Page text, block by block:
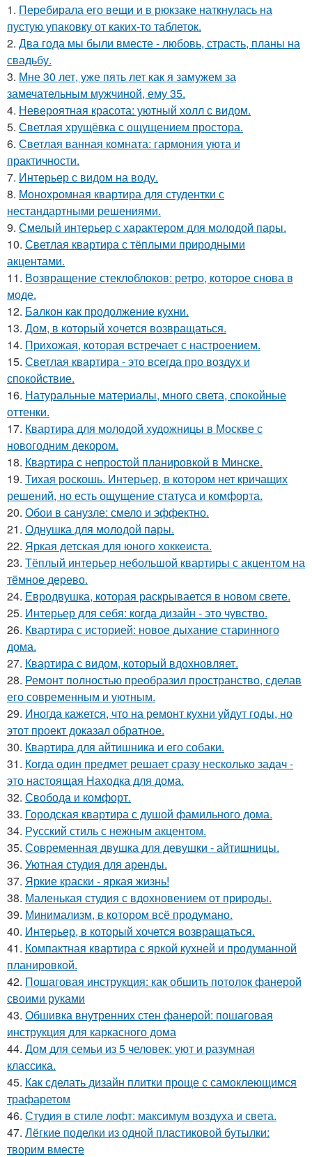
1. Перебирала его вещи и в рюкзаке наткнулась на
пустую упаковку от каких-то таблеток.
2. Два года мы были вместе - любовь, страсть, планы на
свадьбу.
3. Мне 30 лет, уже пять лет как я замужем за
замечательным мужчиной, ему 35.
4. Невероятная красота: уютный холл с видом.
5. Светлая хрущёвка с ощущением простора.
6. Светлая ванная комната: гармония уюта и
практичности.
7. Интерьер с видом на воду.
8. Монохромная квартира для студентки с
нестандартными решениями.
9. Смелый интерьер с характером для молодой пары.
10. Светлая квартира с тёплыми природными
акцентами.
11. Возвращение стеклоблоков: ретро, которое снова в
моде.
12. Балкон как продолжение кухни.
13. Дом, в который хочется возвращаться.
14. Прихожая, которая встречает с настроением.
15. Светлая квартира - это всегда про воздух и
спокойствие.
16. Натуральные материалы, много света, спокойные
оттенки.
17. Квартира для молодой художницы в Москве с
новогодним декором.
18. Квартира с непростой планировкой в Минске.
19. Тихая роскошь. Интерьер, в котором нет кричащих
решений, но есть ощущение статуса и комфорта.
20. Обои в санузле: смело и эффектно.
21. Однушка для молодой пары.
22. Яркая детская для юного хоккеиста.
23. Тёплый интерьер небольшой квартиры с акцентом на
тёмное дерево.
24. Евродвушка, которая раскрывается в новом свете.
25. Интерьер для себя: когда дизайн - это чувство.
26. Квартира с историей: новое дыхание старинного
дома.
27. Квартира с видом, который вдохновляет.
28. Ремонт полностью преобразил пространство, сделав
его современным и уютным.
29. Иногда кажется, что на ремонт кухни уйдут годы, но
этот проект доказал обратное.
30. Квартира для айтишника и его собаки.
31. Когда один предмет решает сразу несколько задач -
это настоящая Находка для дома.
32. Свобода и комфорт.
33. Городская квартира с душой фамильного дома.
34. Русский стиль с нежным акцентом.
35. Современная двушка для девушки - айтишницы.
36. Уютная студия для аренды.
37. Яркие краски - яркая жизнь!
38. Маленькая студия с вдохновением от природы.
39. Минимализм, в котором всё продумано.
40. Интерьер, в который хочется возвращаться.
41. Компактная квартира с яркой кухней и продуманной
планировкой.
42. Пошаговая инструкция: как обшить потолок фанерой
своими руками
43. Обшивка внутренних стен фанерой: пошаговая
инструкция для каркасного дома
44. Дом для семьи из 5 человек: уют и разумная
классика.
45. Как сделать дизайн плитки проще с самоклеющимся
трафаретом
46. Студия в стиле лофт: максимум воздуха и света.
47. Лёгкие поделки из одной пластиковой бутылки:
творим вместе